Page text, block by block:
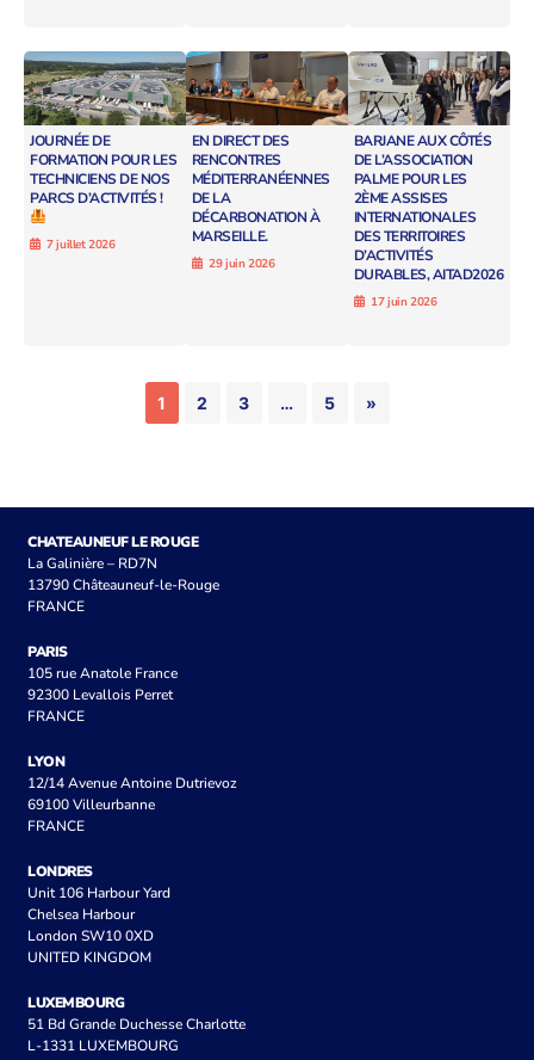
JOURNÉE DE
FORMATION POUR LES
TECHNICIENS DE NOS
PARCS D’ACTIVITÉS !
7 juillet 2026
EN DIRECT DES
RENCONTRES
MÉDITERRANÉENNES
DE LA
DÉCARBONATION À
MARSEILLE.
29 juin 2026
BARJANE AUX CÔTÉS
DE L’ASSOCIATION
PALME POUR LES
2ÈME ASSISES
INTERNATIONALES
DES TERRITOIRES
D’ACTIVITÉS
DURABLES, AITAD2026
17 juin 2026
1 2 3 … 5 »
CHATEAUNEUF LE ROUGE
La Galinière – RD7N
13790 Châteauneuf-le-Rouge
FRANCE
PARIS
105 rue Anatole France
92300 Levallois Perret
FRANCE
LYON
12/14 Avenue Antoine Dutrievoz
69100 Villeurbanne
FRANCE
LONDRES
Unit 106 Harbour Yard
Chelsea Harbour
London SW10 0XD
UNITED KINGDOM
LUXEMBOURG
51 Bd Grande Duchesse Charlotte
L-1331 LUXEMBOURG